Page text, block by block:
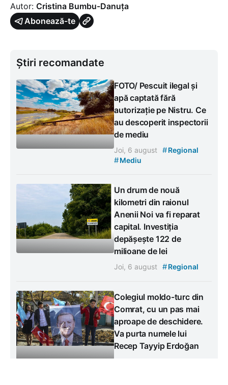
Autor: Cristina Bumbu-Danuța
Abonează-te
Știri recomandate
FOTO/ Pescuit ilegal și
apă captată fără
autorizație pe Nistru. Ce
au descoperit inspectorii
de mediu
Joi, 6 august #Regional
#Mediu
Un drum de nouă
kilometri din raionul
Anenii Noi va fi reparat
capital. Investiția
depășește 122 de
milioane de lei
Joi, 6 august #Regional
Colegiul moldo-turc din
Comrat, cu un pas mai
aproape de deschidere.
Va purta numele lui
Recep Tayyip Erdoğan